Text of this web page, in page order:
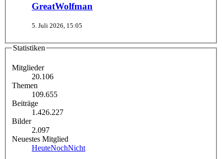
GreatWolfman
5. Juli 2026, 15:05
Statistiken
Mitglieder
20.106
Themen
109.655
Beiträge
1.426.227
Bilder
2.097
Neuestes Mitglied
HeuteNochNicht